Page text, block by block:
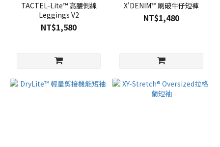
TACTEL-Lite™ 高腰側線
Leggings V2
NT$1,580
X'DENIM™ 刷破牛仔短褲
NT$1,480